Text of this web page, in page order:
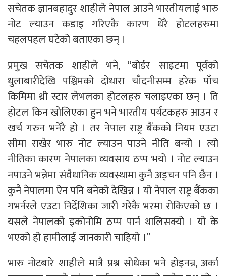
सचेतक ज्ञानबहादुर शाहीले नेपाल आउने भारतीयलाई भारु
नोट ल्याउन कडाइ गरिएकै कारण धेरै होटलहरुमा
चहलपहल घटेको बताएका छन् ।
प्रमुख सचेतक शाहीले भने, “बोर्डर साइटमा पूर्वको
धुलाबारीदेखि पश्चिमको दोधारा चाँदनीसम्म हरेक पाँच
किमिमा थ्री स्टार लेभलका होटलहरु चलाइएका छन् । ति
होटल किन खोलिएका हुन भने भारतीय पर्यटकहरु आउन र
खर्च गरुन भनेरै हो । तर नेपाल राष्ट्र बैंकको नियम एउटा
सीमा राखेर भारु नोट ल्याउन पाउने नीति बन्यो । त्यो
नीतिका कारण नेपालका व्यवसाय ठप्प भयो । नोट ल्याउन
नपाउने भन्नेमा संवैधानिक व्यवस्थामा कुनै अड्चन पनि छैन ।
कुनै नेपालमा ऐन पनि बनेको देखिन्न । यो नेपाल राष्ट्र बैंकका
गभर्नरले एउटा निर्देशिका जारी गरेकै भरमा रोकिएको छ ।
यसले नेपालको इकोनोमि ठप्प पार्न थालिसक्यो । यो के
भएको हो हामीलाई जानकारी चाहियो ।”
भारु नोटबारे शाहीले मात्रै प्रश्न सोधेका भने हाेइनन्र, अर्का